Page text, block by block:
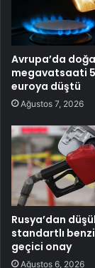
Avrupa’da
megavatsaati
euroya düştü
Ağustos 7, 2026
Rusya’dan
standartlı
geçici onay
Ağustos 6, 2026